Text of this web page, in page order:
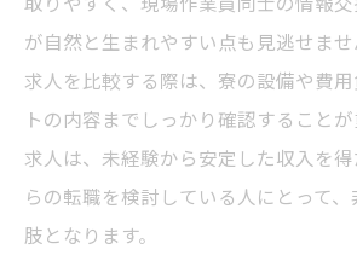
が自然と生まれやすい点も見逃せま
求人を比較する際は、寮の設備や費
トの内容までしっかり確認すること
求人は、未経験から安定した収入を
らの転職を検討している人にとって
肢となります。